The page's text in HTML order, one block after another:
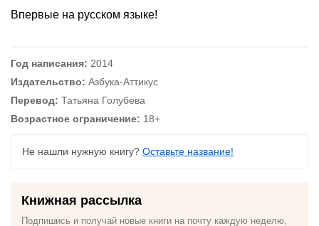
Впервые на русском языке!
Год написания: 2014
Издательство: Азбука-Аттикус
Перевод: Татьяна Голубева
Возрастное ограничение: 18+
Не нашли нужную книгу? Оставьте название!
Книжная рассылка
Подпишись и получай новые книги на почту каждую неделю,